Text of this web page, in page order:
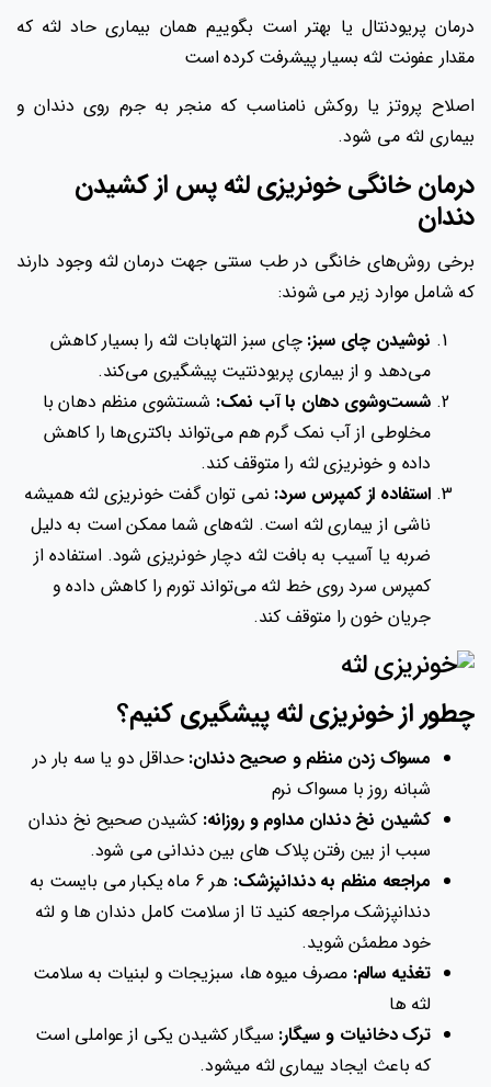
درمان پریودنتال یا بهتر است بگوییم همان بیماری حاد لثه که
مقدار عفونت لثه بسیار پیشرفت کرده است
اصلاح پروتز یا روکش نامناسب که منجر به جرم روی دندان و
بیماری لثه می شود.
درمان خانگی خونریزی لثه پس از کشیدن
دندان
برخی روش‌های خانگی در طب سنتی جهت درمان لثه وجود دارند
که شامل موارد زیر می شوند:
نوشیدن چای سبز: چای سبز التهابات لثه را بسیار کاهش
می‌دهد و از بیماری پریودنتیت پیشگیری می‌کند.
شست‌وشوی دهان با آب نمک: شستشوی منظم دهان با
مخلوطی از آب نمک گرم هم می‌تواند باکتری‌ها را کاهش
داده و خونریزی لثه را متوقف کند.
استفاده از کمپرس سرد: نمی توان گفت خونریزی لثه همیشه
ناشی از بیماری لثه است. لثه‌های شما ممکن است به دلیل
ضربه یا آسیب به بافت لثه دچار خونریزی شود. استفاده از
کمپرس سرد روی خط لثه می‌تواند تورم را کاهش داده و
جریان خون را متوقف کند.
چطور از خونریزی لثه پیشگیری کنیم؟
مسواک زدن منظم و صحیح دندان: حداقل دو یا سه بار در
شبانه روز با مسواک نرم
کشیدن نخ دندان مداوم و روزانه: کشیدن صحیح نخ دندان
سبب از بین رفتن پلاک های بین دندانی می شود.
مراجعه منظم به دندانپزشک:
هر 6 ماه یکبار می بایست به
دندانپزشک مراجعه کنید تا از سلامت کامل دندان ها و لثه
خود مطمئن شوید.
تغذیه سالم: مصرف میوه ها، سبزیجات و لبنیات به سلامت
لثه ها
ترک دخانیات و سیگار: سیگار کشیدن یکی از عواملی است
که باعث ایجاد بیماری لثه میشود.